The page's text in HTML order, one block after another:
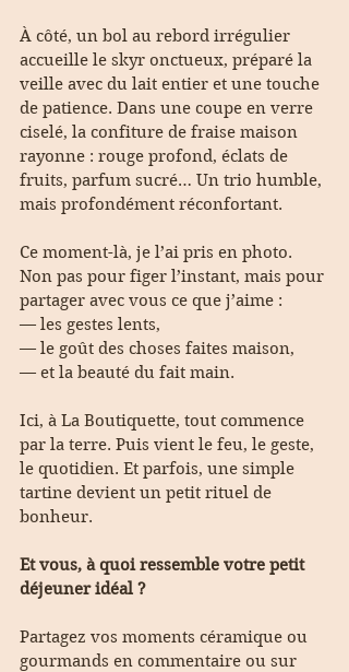
À côté, un bol au rebord irrégulier
accueille le skyr onctueux, préparé la
veille avec du lait entier et une touche
de patience. Dans une coupe en verre
ciselé, la confiture de fraise maison
rayonne : rouge profond, éclats de
fruits, parfum sucré… Un trio humble,
mais profondément réconfortant.
Ce moment-là, je l’ai pris en photo.
Non pas pour figer l’instant, mais pour
partager avec vous ce que j’aime :
— les gestes lents,
— le goût des choses faites maison,
— et la beauté du fait main.
Ici, à La Boutiquette, tout commence
par la terre. Puis vient le feu, le geste,
le quotidien. Et parfois, une simple
tartine devient un petit rituel de
bonheur.
Et vous, à quoi ressemble votre petit
déjeuner idéal ?
Partagez vos moments céramique ou
gourmands en commentaire ou sur